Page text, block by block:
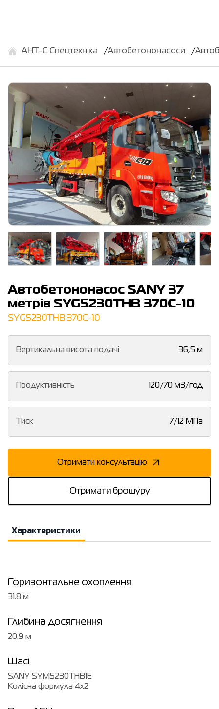
АНТ-С Спецтехніка Автобетононасоси
Автобетононасос SANY 37
метрів SYG5230THB 370C-10
SYG5230THB 370C-10
Вертикальна висота подачі 36,5 м
Продуктивність 120/70 м3/год
Тиск 7/12 МПа
Отримати консультацію
Отримати брошуру
Характеристики
Горизонтальне охоплення
31.8 м
Глибина досягнення
20.9 м
Шасі
SANY SYM5230THB1E
Колісна формула 4х2